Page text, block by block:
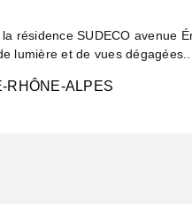
résidence SUDECO avenue
lumière et de vues dégagées...
RHÔNE-ALPES